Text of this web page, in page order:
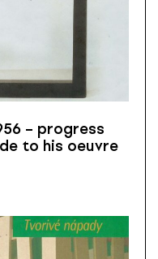
– progress
to his oeuvre